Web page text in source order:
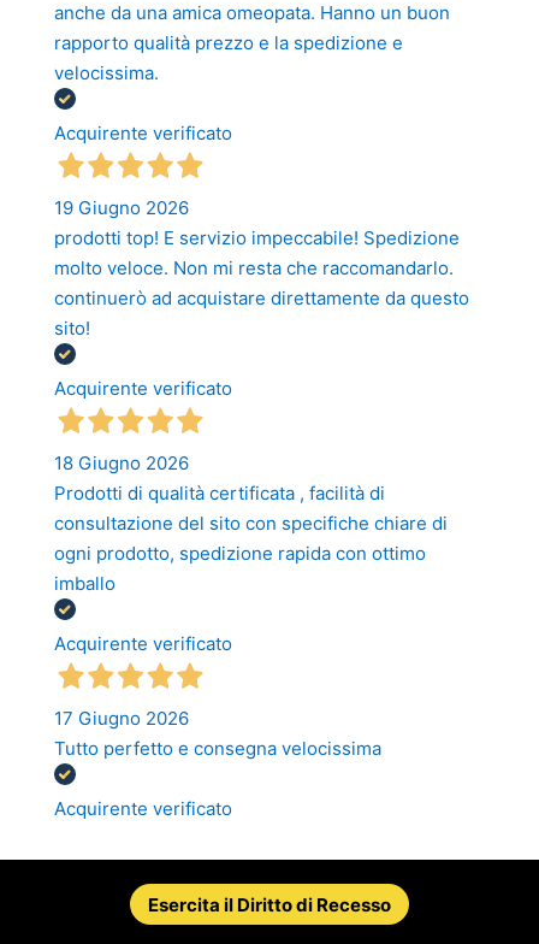
anche da una amica omeopata. Hanno un buon
rapporto qualità prezzo e la spedizione e
velocissima.
Acquirente verificato
19 Giugno 2026
prodotti top! E servizio impeccabile! Spedizione
molto veloce. Non mi resta che raccomandarlo.
continuerò ad acquistare direttamente da questo
sito!
Acquirente verificato
18 Giugno 2026
Prodotti di qualità certificata , facilità di
consultazione del sito con specifiche chiare di
ogni prodotto, spedizione rapida con ottimo
imballo
Acquirente verificato
17 Giugno 2026
Tutto perfetto e consegna velocissima
Acquirente verificato
Esercita il Diritto di Recesso